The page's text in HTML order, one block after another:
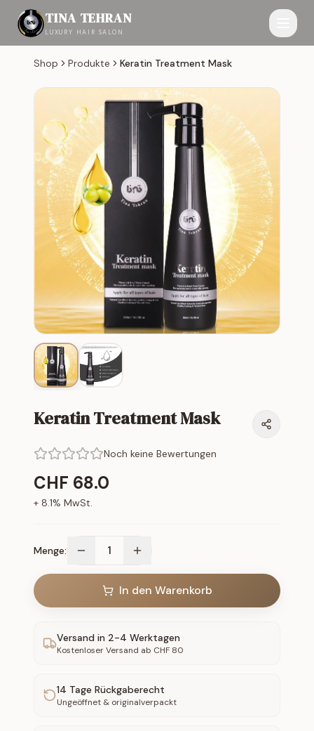
TINA TEHRAN
LUXURY HAIR SALON
Shop Produkte Keratin Treatment Mask
Keratin Treatment Mask
Noch keine Bewertungen
CHF 68.0
+ 8.1% MwSt.
Menge: 1
In den Warenkorb
Versand in 2-4 Werktagen
Kostenloser Versand ab CHF 80
14 Tage Rückgaberecht
Ungeöffnet & originalverpackt